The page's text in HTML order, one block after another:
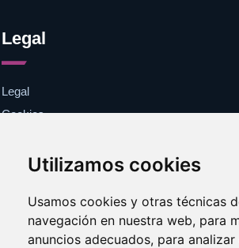
Utilizamos cookies
Usamos cookies y otras técnicas
navegación en nuestra web, para
anuncios adecuados, para
Legal
Legal
Cookies